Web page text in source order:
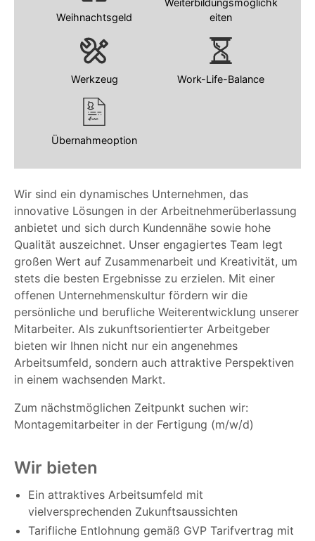
Wir sind ein dynamisches Unternehmen, das
innovative Lösungen in der Arbeitnehmerüberlassung
anbietet und sich durch Kundennähe sowie hohe
Qualität auszeichnet. Unser engagiertes Team legt
großen Wert auf Zusammenarbeit und Kreativität, um
stets die besten Ergebnisse zu erzielen. Mit einer
offenen Unternehmenskultur fördern wir die
persönliche und berufliche Weiterentwicklung unserer
Mitarbeiter. Als zukunftsorientierter Arbeitgeber
bieten wir Ihnen nicht nur ein angenehmes
Arbeitsumfeld, sondern auch attraktive Perspektiven
in einem wachsenden Markt.
Zum nächstmöglichen Zeitpunkt suchen wir:
Montagemitarbeiter in der Fertigung (m/w/d)
Wir bieten
Ein attraktives Arbeitsumfeld mit
vielversprechenden Zukunftsaussichten
Tarifliche Entlohnung gemäß GVP Tarifvertrag mit
Weihnachtsgeld
Weiterbildungsmöglichk
eiten
Werkzeug Work-Life-Balance
Übernahmeoption